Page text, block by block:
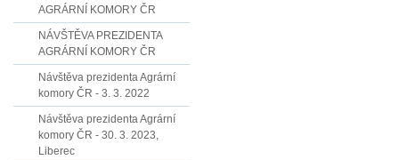
AGRÁRNÍ KOMORY ČR
NÁVŠTĚVA PREZIDENTA
AGRÁRNÍ KOMORY ČR
Návštěva prezidenta Agrární
komory ČR - 3. 3. 2022
Návštěva prezidenta Agrární
komory ČR - 30. 3. 2023,
Liberec